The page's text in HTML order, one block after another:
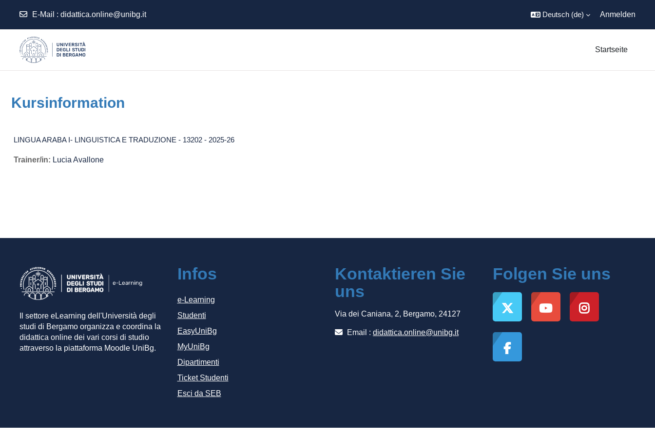
E-Mail : didattica.online@unibg.it Deutsch ‎(de)‎ Anmelden
Startseite
Kursinformation
LINGUA ARABA I- LINGUISTICA E TRADUZIONE - 13202 - 2025-26
Trainer/in: Lucia Avallone
Il settore eLearning dell'Università degli
studi di Bergamo organizza e coordina la
didattica online dei vari corsi di studio
attraverso la piattaforma Moodle UniBg.
Infos
e-Learning
Studenti
EasyUniBg
MyUniBg
Dipartimenti
Ticket Studenti
Esci da SEB
Kontaktieren Sie
uns
Via dei Caniana, 2, Bergamo, 24127
Email : didattica.online@unibg.it
Folgen Sie uns